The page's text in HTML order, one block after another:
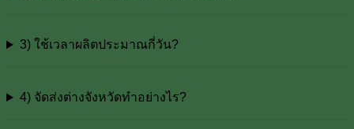
3) ใช้เวลาผลิตประมาณกี่วัน?
4) จัดส่งต่างจังหวัดทำอย่างไร?